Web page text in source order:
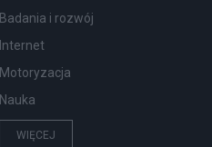
Badania i rozwój
Internet
Motoryzacja
Nauka
WIĘCEJ